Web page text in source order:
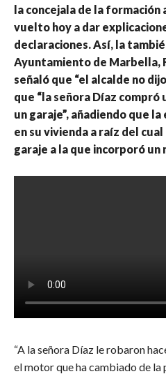
la concejala de la formación
vuelto hoy a dar
declaraciones. Así, la
Ayuntamiento de Marbella,
señaló que “el alcalde no
que “la señora Díaz compró
un garaje”, añadiendo que
en su vivienda a raíz del
garaje a la que incorporó un
“A la señora Díaz le robaron
el motor que ha cambiado de la